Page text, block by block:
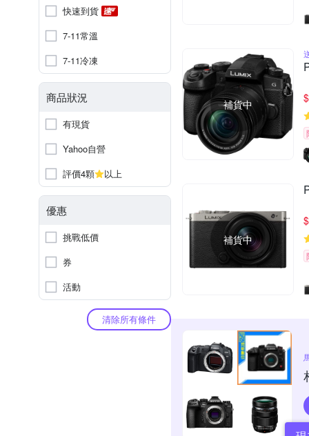
快速到貨
7-11常溫
7-11冷凍
商品狀況
有現貨
Yahoo自營
評價4顆
以上
優惠
挑戰低價
券
活動
清除所有條件
補貨中 $
補貨中
$